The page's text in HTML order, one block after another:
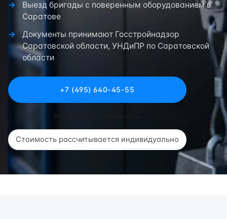
Выезд бригады с поверенным оборудованием в
Саратове
Документы принимают Госстройнадзор
Саратовской области, УНДиПР по Саратовской
области
+7 (495) 640-45-55
Рассчитать стоимость
Стоимость рассчитывается индивидуально